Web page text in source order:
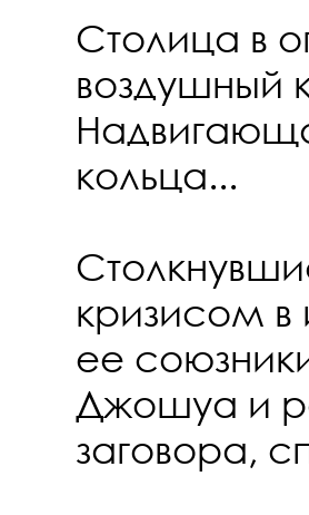
Столица в
воздушный
кольца...
кризисом в
ее
Джошуа и
заговора,